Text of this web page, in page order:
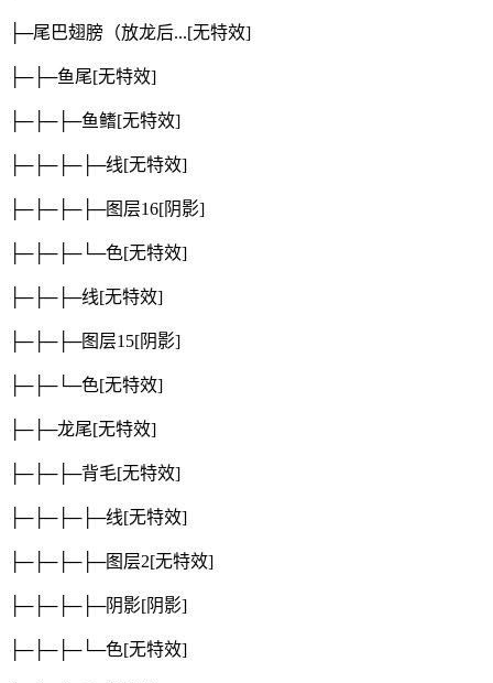
├─尾巴翅膀（放龙后...[无特效]
├─├─鱼尾[无特效]
├─├─├─鱼鳍[无特效]
├─├─├─├─线[无特效]
├─├─├─├─图层16[阴影]
├─├─├─└─色[无特效]
├─├─├─线[无特效]
├─├─├─图层15[阴影]
├─├─└─色[无特效]
├─├─龙尾[无特效]
├─├─├─背毛[无特效]
├─├─├─├─线[无特效]
├─├─├─├─图层2[无特效]
├─├─├─├─阴影[阴影]
├─├─├─└─色[无特效]